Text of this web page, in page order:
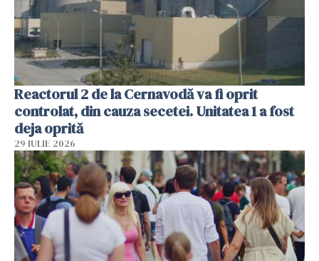
Reactorul 2 de la Cernavodă va fi oprit
controlat, din cauza secetei. Unitatea 1 a fost
deja oprită
29 IULIE 2026